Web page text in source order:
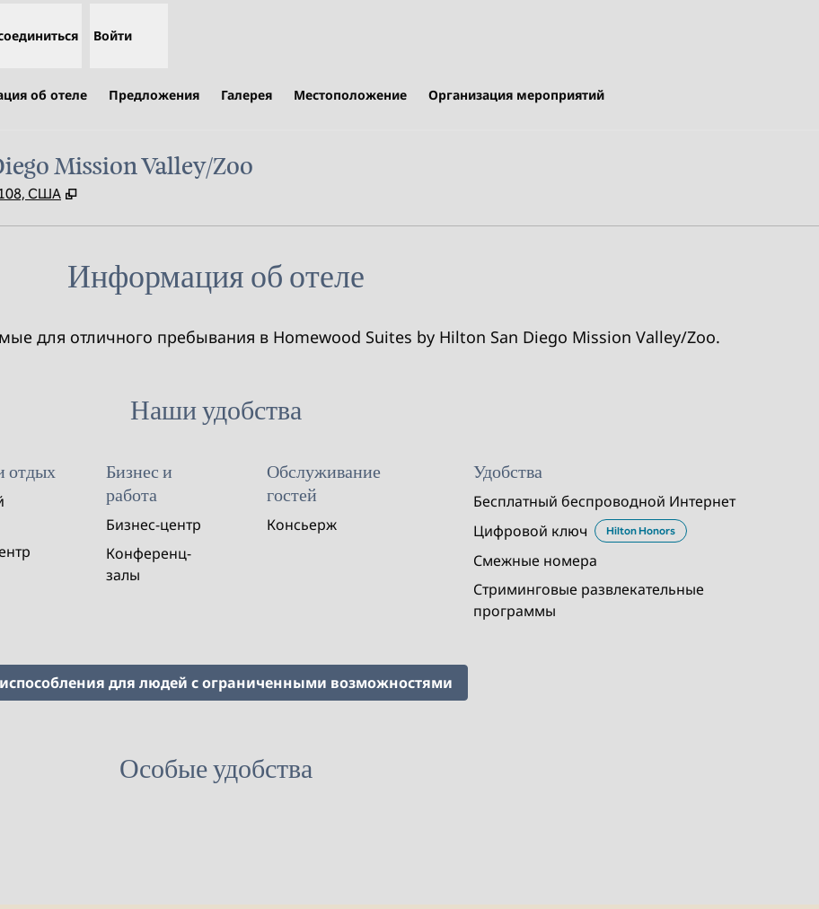
Войти
об отеле Предложения Галерея Местоположение Организация мероприятий
Mission Valley/Zoo
США ,
Информация об отеле
для отличного пребывания в Homewood Suites by Hilton San Diego Mission Valley/Zoo.
Наши удобства
отдых
Бизнес и
работа
Бизнес-центр
Конференц-
залы
Обслуживание
гостей
Консьерж
Удобства
Бесплатный беспроводной Интернет
Цифровой ключ
Hilton Honors
Смежные номера
Стриминговые развлекательные
программы
для людей с ограниченными возможностями
Особые удобства